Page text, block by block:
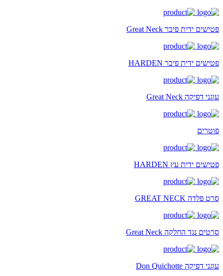
פטישים ידית פיבר Great Neck
פטישים ידית פיבר HARDEN
עוגני דפיקה Great Neck
פוטרים
פטישים ידית עץ HARDEN
סרט פלדה GREAT NECK
סרטים נגד החלקה Great Neck
עוגני דפיקה Don Quichotte